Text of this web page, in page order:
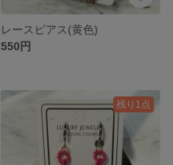
レースピアス(黄色)
550円
残り1点